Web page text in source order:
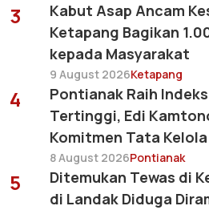
3
Kabut Asap Ancam
Ketapang Bagikan
kepada Masyarakat
9 August 2026Ketapang
4
Pontianak Raih
Tertinggi, Edi
Komitmen Tata
8 August 2026Pontianak
5
Ditemukan Tewas di
di Landak Diduga